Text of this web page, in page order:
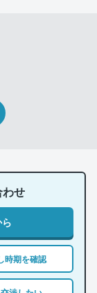
せ
時期を確認